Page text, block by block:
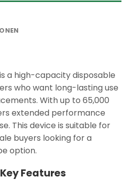
a high-capacity disposable
who want long-lasting use
With up to 65,000
extended performance
This device is suitable for
buyers looking for a
option.
Features